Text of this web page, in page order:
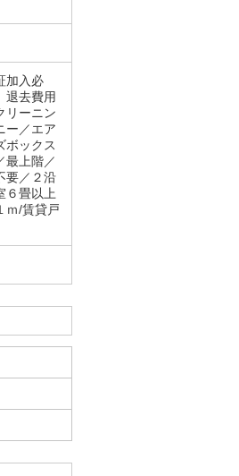
加入必
退去費用
リーニン
ー／エア
ボックス
最上階／
要／２沿
６畳以上
ｍ/賃貸戸